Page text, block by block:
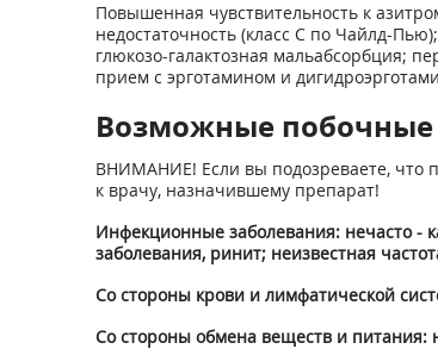
Повышенная чувствительность к
недостаточность (класс С по Чайлд-
глюкозо-галактозная мальабсорбция;
прием с эрготамином и
Возможные
ВНИМАНИЕ! Если вы подозреваете, что
к врачу, назначившему препарат!
Инфекционные заболевания: нечасто -
заболевания, ринит; неизвестная
Со стороны крови и лимфатической
Со стороны обмена веществ и питания: